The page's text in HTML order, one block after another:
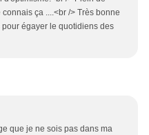
ça ....<br /> Très bonne
égayer le quotidiens des
que je ne sois pas dans ma